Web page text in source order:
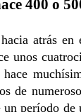
400 o
atrás
unos
hace
de
período de